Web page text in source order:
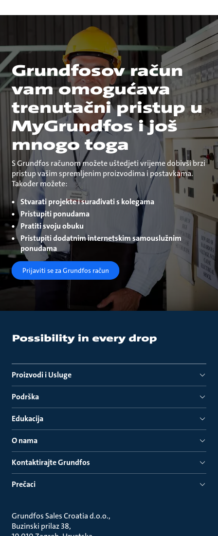
Grundfosov račun
vam omogućava
trenutačni pristup u
MyGrundfos i još
mnogo toga
S Grundfos računom možete uštedjeti vrijeme dobivši brzi
pristup vašim spremljenim proizvodima i postavkama.
Također možete:
Stvarati projekte i surađivati s kolegama
Pristupiti ponudama
Pratiti svoju obuku
Pristupiti dodatnim internetskim samouslužnim
ponudama
Prijaviti se za Grundfos račun
Proizvodi i Usluge
Podrška
Edukacija
O nama
Kontaktirajte Grundfos
Prečaci
Grundfos Sales Croatia d.o.o.
Buzinski prilaz 38